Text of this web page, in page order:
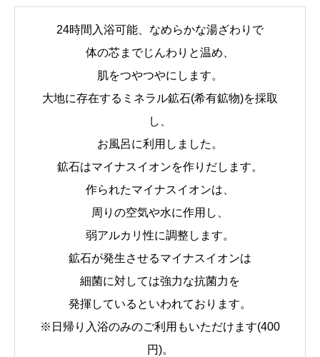
24時間入浴可能、なめらかな湯ざわりで
体の芯までじんわりと温め、
肌をつやつやにします。
大地に存在するミネラル鉱石(希有鉱物)を採取
し、
お風呂に利用しました。
鉱石はマイナスイオンを作りだします。
作られたマイナスイオンは、
周りの空気や水に作用し、
弱アルカリ性に調整します。
鉱石が発生させるマイナスイオンは
細菌に対しては強力な抗菌力を
発揮しているといわれております。
※日帰り入浴のみのご利用もいただけます(400
円)。